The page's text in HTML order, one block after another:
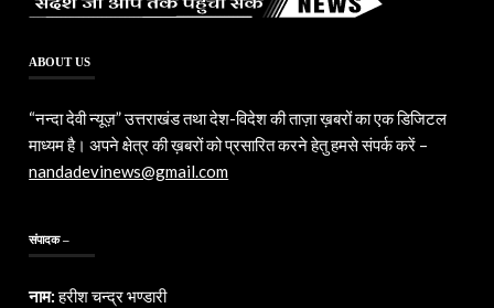
ABOUT US
“नन्दा देवी न्यूज़” उत्तराखंड तथा देश-विदेश की ताज़ा ख़बरों का एक डिजिटल
माध्यम है। अपने क्षेत्र की ख़बरों को प्रसारित करने हेतु हमसे संपर्क करें –
nandadevinews@gmail.com
संपादक –
नाम:हरीश चन्द्र भण्डारी